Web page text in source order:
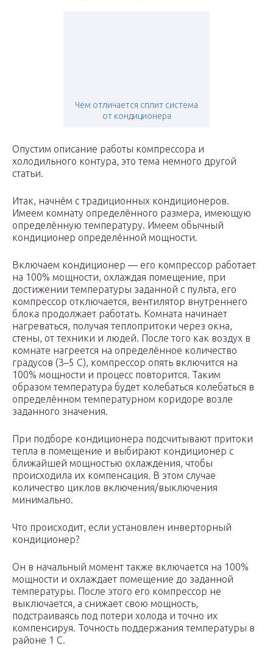
Чем отличается сплит система
от кондиционера
Опустим описание работы компрессора и
холодильного контура, это тема немного другой
статьи.
Итак, начнём с традиционных кондиционеров.
Имеем комнату определённого размера, имеющую
определённую температуру. Имеем обычный
кондиционер определённой мощности.
Включаем кондиционер — его компрессор работает
на 100% мощности, охлаждая помещение, при
достижении температуры заданной с пульта, его
компрессор отключается, вентилятор внутреннего
блока продолжает работать. Комната начинает
нагреваться, получая теплопритоки через окна,
стены, от техники и людей. После того как воздух в
комнате нагреется на определённое количество
градусов (3–5 С), компрессор опять включится на
100% мощности и процесс повторится. Таким
образом температура будет колебаться колебаться в
определённом температурном коридоре возле
заданного значения.
При подборе кондиционера подсчитывают притоки
тепла в помещение и выбирают кондиционер с
ближайшей мощностью охлаждения, чтобы
происходила их компенсация. В этом случае
количество циклов включения/выключения
минимально.
Что происходит, если установлен инверторный
кондиционер?
Он в начальный момент также включается на 100%
мощности и охлаждает помещение до заданной
температуры. После этого его компрессор не
выключается, а снижает свою мощность,
подстраиваясь под потери холода и точно их
компенсируя. Точность поддержания температуры в
районе 1 С.